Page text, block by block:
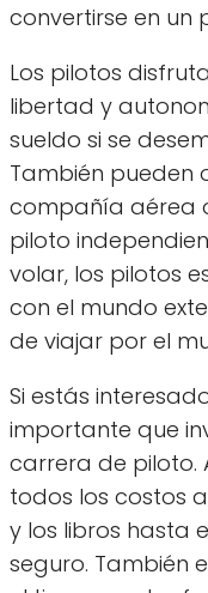
convertirse en un
Los pilotos
libertad y
sueldo si se
También
compañía aérea
piloto
volar, los pilotos
con el mundo
de viajar por el
Si estás
importante que
carrera de piloto.
todos los costos
y los libros hasta
seguro. También